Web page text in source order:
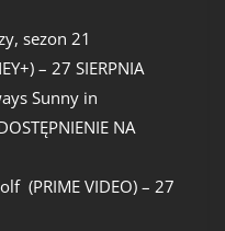
sezon 21
– 27 SIERPNIA
Sunny in
NA
(PRIME VIDEO) – 27